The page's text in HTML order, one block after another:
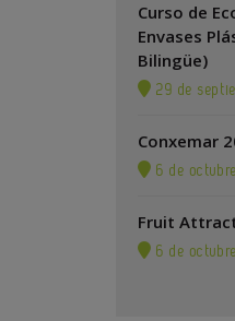
Curso de
Envases
Bilingüe)
29 de
Conxemar
6 de
Fruit
6 de